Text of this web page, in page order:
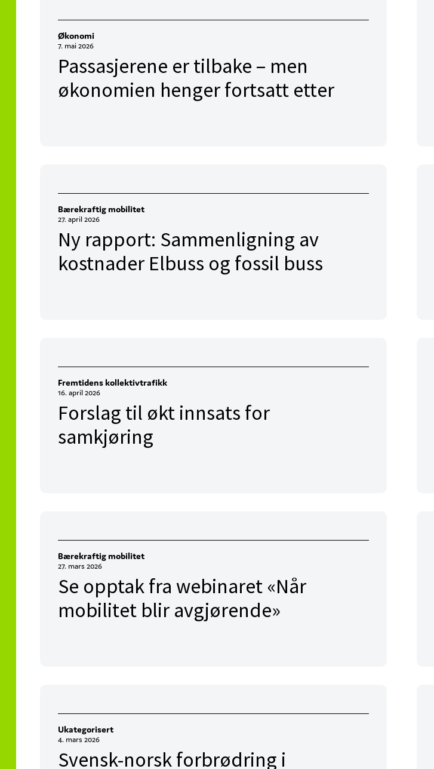
Økonomi
7. mai 2026
Passasjerene er tilbake – men
økonomien henger fortsatt etter
Bærekraftig mobilitet
27. april 2026
Ny rapport: Sammenligning av
kostnader Elbuss og fossil buss
Fremtidens kollektivtrafikk
16. april 2026
Forslag til økt innsats for
samkjøring
Bærekraftig mobilitet
27. mars 2026
Se opptak fra webinaret «Når
mobilitet blir avgjørende»
Ukategorisert
4. mars 2026
Svensk-norsk forbrødring i